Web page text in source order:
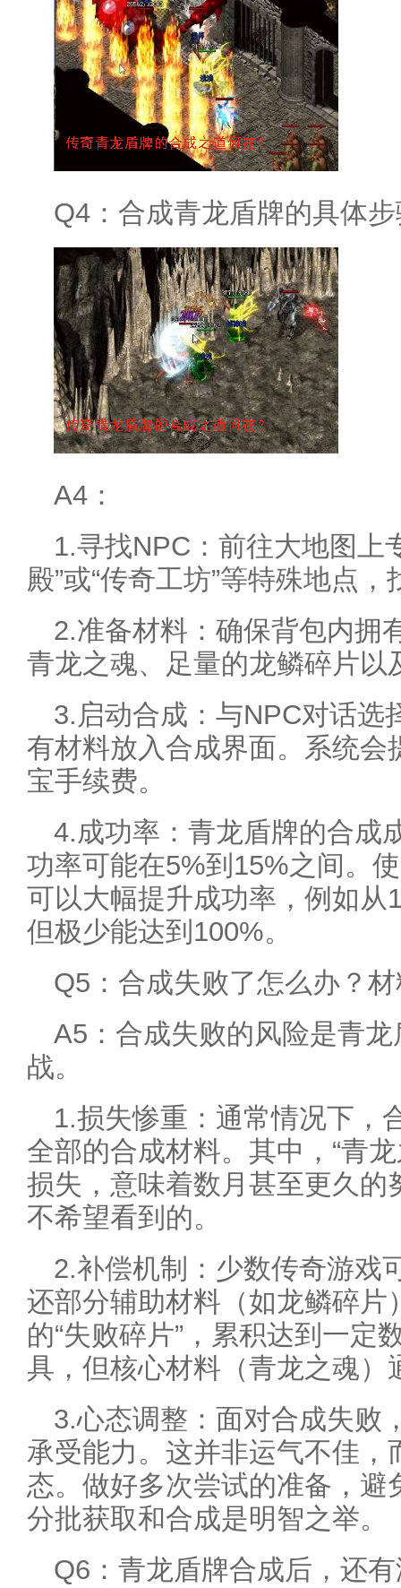
Q4：合成青龙盾牌的具体
A4：
1.寻找NPC：前往大地图上
殿”或“传奇工坊”等特殊地点
2.准备材料：确保背包内拥
青龙之魂、足量的龙鳞碎片以
3.启动合成：与NPC对话选
有材料放入合成界面。系统会
宝手续费。
4.成功率：青龙盾牌的合成
功率可能在5%到15%之间。
可以大幅提升成功率，例如从
但极少能达到100%。
Q5：合成失败了怎么办？
A5：合成失败的风险是青
战。
1.损失惨重：通常情况下，
全部的合成材料。其中，“青
损失，意味着数月甚至更久的
不希望看到的。
2.补偿机制：少数传奇游戏
还部分辅助材料（如龙鳞碎片
的“失败碎片”，累积达到一定
具，但核心材料（青龙之魂）
3.心态调整：面对合成失败
承受能力。这并非运气不佳，
态。做好多次尝试的准备，避
分批获取和合成是明智之举。
Q6：青龙盾牌合成后，还